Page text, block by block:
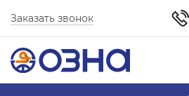
Заказать звонок